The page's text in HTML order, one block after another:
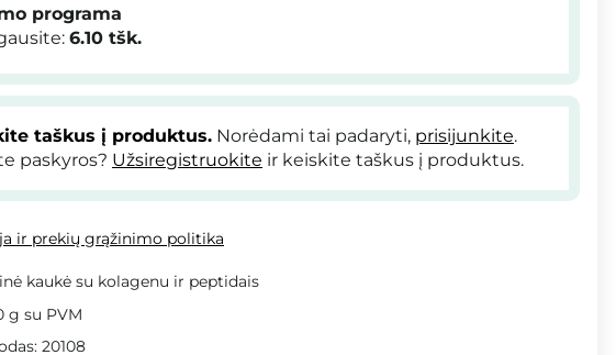
programa
6.10 tšk.
taškus į produktus. Norėdami tai padaryti, prisijunkite.
paskyros? Užsiregistruokite ir keiskite taškus į produktus.
ir prekių grąžinimo politika
kaukė su kolagenu ir peptidais
g su PVM
20108